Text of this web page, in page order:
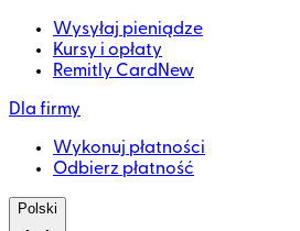
Wysyłaj pieniądze
Kursy i opłaty
Remitly Card New
Dla firmy
Wykonuj płatności
Odbierz płatność
Polski